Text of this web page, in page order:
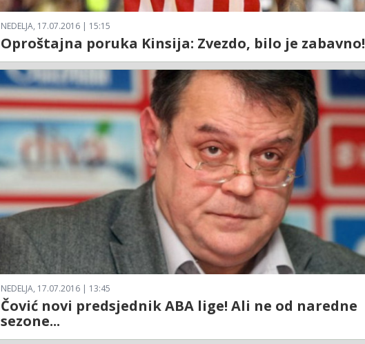
NEDELJA, 17.07.2016 | 15:15
Oproštajna poruka Kinsija: Zvezdo, bilo je zabavno!
NEDELJA, 17.07.2016 | 13:45
Čović novi predsjednik ABA lige! Ali ne od naredne
sezone...